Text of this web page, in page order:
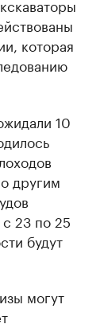
которая
10
другим
с 23 по 25
будут
могут